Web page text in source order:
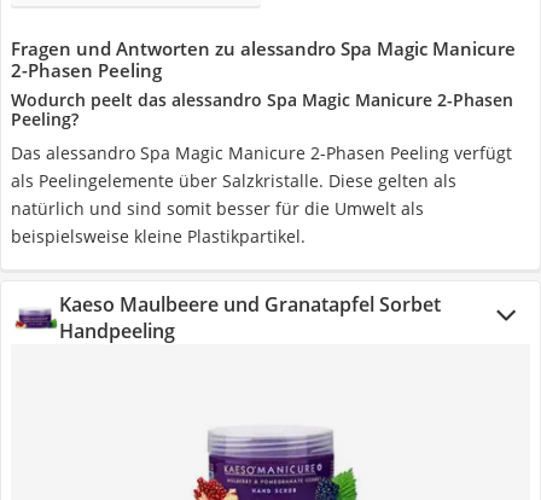
Fragen und Antworten zu alessandro Spa Magic Manicure
2-Phasen Peeling
Wodurch peelt das alessandro Spa Magic Manicure 2-Phasen
Peeling?
Das alessandro Spa Magic Manicure 2-Phasen Peeling verfügt
als Peelingelemente über Salzkristalle. Diese gelten als
natürlich und sind somit besser für die Umwelt als
beispielsweise kleine Plastikpartikel.
Kaeso Maulbeere und Granatapfel Sorbet
Handpeeling